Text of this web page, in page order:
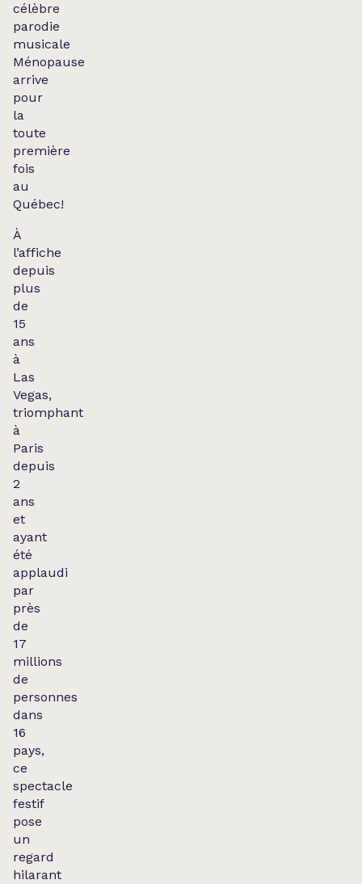
célèbre
parodie
musicale
Ménopause
arrive
pour
la
toute
première
fois
au
Québec!
À
l’affiche
depuis
plus
de
15
ans
à
Las
Vegas,
triomphant
à
Paris
depuis
2
ans
et
ayant
été
applaudi
par
près
de
17
millions
de
personnes
dans
16
pays,
ce
spectacle
festif
pose
un
regard
hilarant